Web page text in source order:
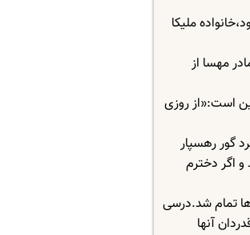
ملیکا
مهسا از
است:«از روزی
گور رهسپار
اگر دخترم
تمام شد.درسی
آنها